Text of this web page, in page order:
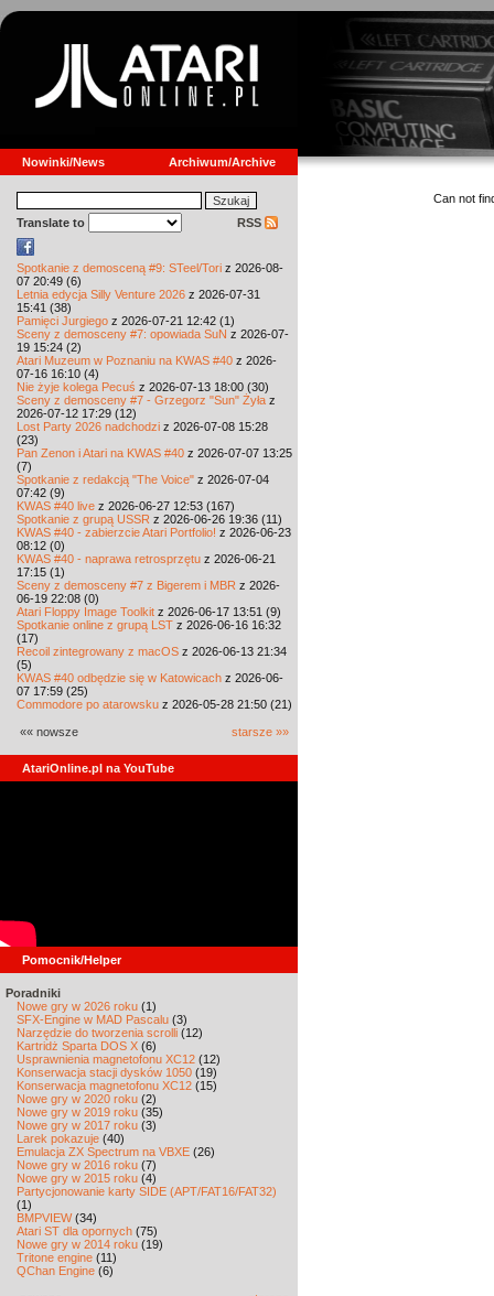
Nowinki/News Archiwum/Archive
Translate to RSS
Spotkanie z demosceną #9: STeel/Tori z 2026-08-
07 20:49 (6)
Letnia edycja Silly Venture 2026 z 2026-07-31
15:41 (38)
Pamięci Jurgiego z 2026-07-21 12:42 (1)
Sceny z demosceny #7: opowiada SuN z 2026-07-
19 15:24 (2)
Atari Muzeum w Poznaniu na KWAS #40 z 2026-
07-16 16:10 (4)
Nie żyje kolega Pecuś z 2026-07-13 18:00 (30)
Sceny z demosceny #7 - Grzegorz "Sun" Żyła z
2026-07-12 17:29 (12)
Lost Party 2026 nadchodzi z 2026-07-08 15:28
(23)
Pan Zenon i Atari na KWAS #40 z 2026-07-07 13:25
(7)
Spotkanie z redakcją "The Voice" z 2026-07-04
07:42 (9)
KWAS #40 live z 2026-06-27 12:53 (167)
Spotkanie z grupą USSR z 2026-06-26 19:36 (11)
KWAS #40 - zabierzcie Atari Portfolio! z 2026-06-23
08:12 (0)
KWAS #40 - naprawa retrosprzętu z 2026-06-21
17:15 (1)
Sceny z demosceny #7 z Bigerem i MBR z 2026-
06-19 22:08 (0)
Atari Floppy Image Toolkit z 2026-06-17 13:51 (9)
Spotkanie online z grupą LST z 2026-06-16 16:32
(17)
Recoil zintegrowany z macOS z 2026-06-13 21:34
(5)
KWAS #40 odbędzie się w Katowicach z 2026-06-
07 17:59 (25)
Commodore po atarowsku z 2026-05-28 21:50 (21)
«« nowsze starsze »»
AtariOnline.pl na YouTube
Pomocnik/Helper
Poradniki
Nowe gry w 2026 roku (1)
SFX-Engine w MAD Pascalu (3)
Narzędzie do tworzenia scrolli (12)
Kartridż Sparta DOS X (6)
Usprawnienia magnetofonu XC12 (12)
Konserwacja stacji dysków 1050 (19)
Konserwacja magnetofonu XC12 (15)
Nowe gry w 2020 roku (2)
Nowe gry w 2019 roku (35)
Nowe gry w 2017 roku (3)
Larek pokazuje (40)
Emulacja ZX Spectrum na VBXE (26)
Nowe gry w 2016 roku (7)
Nowe gry w 2015 roku (4)
Partycjonowanie karty SIDE (APT/FAT16/FAT32)
(1)
BMPVIEW(34)
Atari ST dla opornych (75)
Nowe gry w 2014 roku (19)
Tritone engine (11)
QChan Engine (6)
Can not